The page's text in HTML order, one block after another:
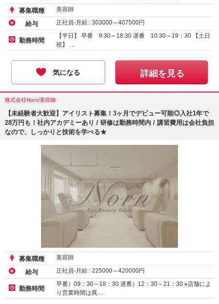
募集職種 美容師
給与 正社員-月給 : 303000～407500円
勤務時間
【平日】 早番 9:30～18:30 遅番 10:30～19：30 【土日
祝】 …
気になる 詳細を見る
株式会社Norn/美容師
【未経験者大歓迎】アイリスト募集！3ヶ月でデビュー可能◎入社1年で
28万円も！社内アカデミーあり / 研修は勤務時間内 / 講習費用は会社負担
なので、しっかりと技術を学べる★
募集職種 美容師
給与 正社員-月給 : 225000～420000円
勤務時間
早番）09：30～18：30 遅番）12：30～21：30 ※店舗によ
り営業時間は異…